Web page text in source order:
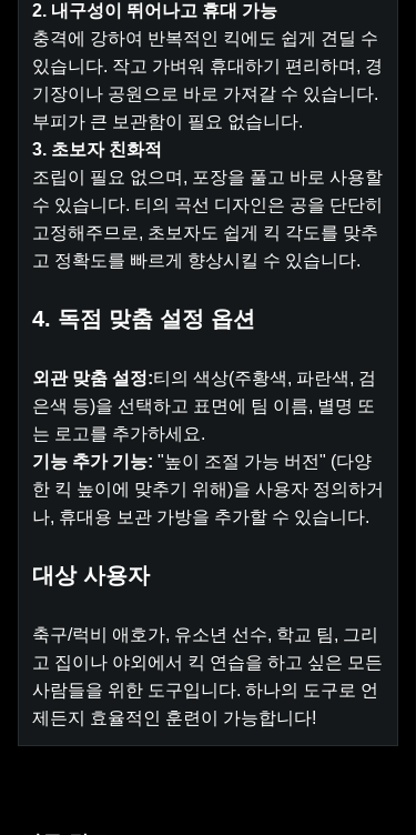
2. 내구성이 뛰어나고 휴대 가능
충격에 강하여 반복적인 킥에도 쉽게 견딜 수
있습니다. 작고 가벼워 휴대하기 편리하며, 경
기장이나 공원으로 바로 가져갈 수 있습니다.
부피가 큰 보관함이 필요 없습니다.
3. 초보자 친화적
조립이 필요 없으며, 포장을 풀고 바로 사용할
수 있습니다. 티의 곡선 디자인은 공을 단단히
고정해주므로, 초보자도 쉽게 킥 각도를 맞추
고 정확도를 빠르게 향상시킬 수 있습니다.
4. 독점 맞춤 설정 옵션
외관 맞춤 설정:티의 색상(주황색, 파란색, 검
은색 등)을 선택하고 표면에 팀 이름, 별명 또
는 로고를 추가하세요.
기능 추가 기능: "높이 조절 가능 버전" (다양
한 킥 높이에 맞추기 위해)을 사용자 정의하거
나, 휴대용 보관 가방을 추가할 수 있습니다.
대상 사용자
축구/럭비 애호가, 유소년 선수, 학교 팀, 그리
고 집이나 야외에서 킥 연습을 하고 싶은 모든
사람들을 위한 도구입니다. 하나의 도구로 언
제든지 효율적인 훈련이 가능합니다!